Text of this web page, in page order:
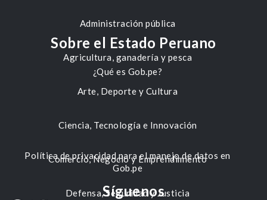
Administración pública
Agricultura, ganadería y pesca
Arte, Deporte y Cultura
Ciencia, Tecnología e Innovación
Comercio, Negocio y Emprendimiento
Defensa, Seguridad y Justicia
Sobre el Estado Peruano
¿Qué es Gob.pe?
Política de privacidad para el manejo de datos en
Gob.pe
Síguenos